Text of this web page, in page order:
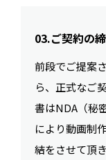
03.ご契約の
前段でご提案
ら、正式なご
書はNDA（秘
により動画制
結をさせて頂き